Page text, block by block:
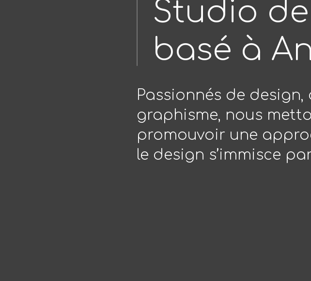
Studio
basé à
Passionnés de
graphisme, nous
promouvoir une
le design s’immisce